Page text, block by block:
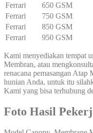
Ferrari
650 GSM
Ferrari
750 GSM
Ferrari
850 GSM
Ferrari
950 GSM
Kami menyediakan tempat
Membran, atau
renacana pemasangan Atap
hunian Anda, untuk itu
Kami yang bisa terhubung
Foto Hasil